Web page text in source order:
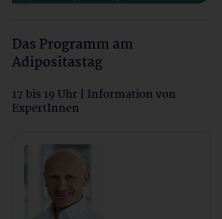
Das Programm am
Adipositastag
17 bis 19 Uhr | Information von
ExpertInnen